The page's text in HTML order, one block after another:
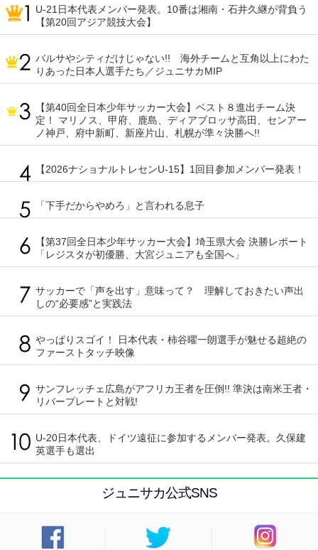
U-21日本代表メンバー発表。10番は湘南・石井久継が背負う
【第20回アジア競技大会】
バルサやシティだけじゃない!! 海外チームと互角以上にわた
りあった日本人選手たち／ジュニサカMIP
【第40回全日本少年サッカー大会】ベスト８進出チーム決
定！ マリノス、甲府、鹿島、ディアブロッサ高田、センアー
ノ神戸、府中新町、新座片山、札幌が準々決勝へ!!
【2026ナショナルトレセンU-15】1回目参加メンバー発表！
「下手だからやめろ」と言われる息子
【第37回全日本少年サッカー大会】埼玉県大会 決勝レポート
「レジスタが初優勝、大宮ジュニアも全国へ」
サッカーで「声を出す」意味って？ 理解しておきたい声出
しの“必要感”と実践法
やっぱりスゴイ！ 日本代表・柿谷曜一朗選手が魅せる超絶の
ファーストタッチ映像
サンフレッチェ広島がアフリカ王者を圧倒!! 準決は南米王者・
リバープレートと対戦!
U-20日本代表、ドイツ遠征に参加するメンバー発表。久保建
英選手も選出
ジュニサカ公式SNS